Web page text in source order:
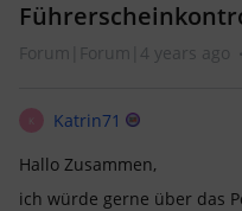
Forum|Forum|4 years ago
Katrin71
Hallo Zusammen,
ich würde gerne über das